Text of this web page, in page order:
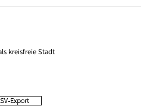
kreisfreie Stadt